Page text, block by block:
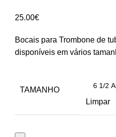
25.00€
Bocais para Trombone de
disponíveis em vários
TAMANHO
Limpar